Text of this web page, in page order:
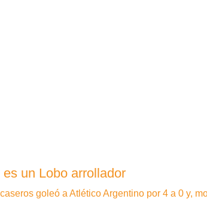
es un Lobo arrollador
goleó a Atlético Argentino por 4 a 0 y,